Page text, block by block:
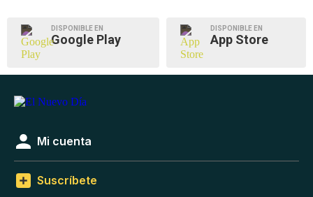
DISPONIBLE EN
Google Play
DISPONIBLE EN
App Store
Mi cuenta
Suscríbete